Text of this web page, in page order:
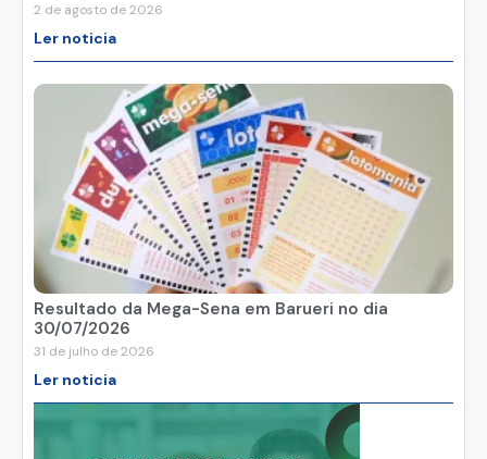
2 de agosto de 2026
Ler noticia
Resultado da Mega-Sena em Barueri no dia
30/07/2026
31 de julho de 2026
Ler noticia